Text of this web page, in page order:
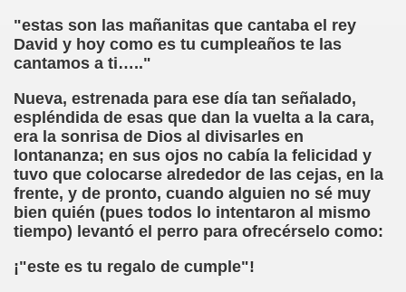
"estas son las mañanitas que cantaba el rey
David y hoy como es tu cumpleaños te las
cantamos a ti….."
Nueva, estrenada para ese día tan señalado,
espléndida de esas que dan la vuelta a la cara,
era la sonrisa de Dios al divisarles en
lontananza; en sus ojos no cabía la felicidad y
tuvo que colocarse alrededor de las cejas, en la
frente, y de pronto, cuando alguien no sé muy
bien quién (pues todos lo intentaron al mismo
tiempo) levantó el perro para ofrecérselo como:
¡"este es tu regalo de cumple"!
2005 (Fermín Tamayo)
2011 (Fermín Tamayo)
la Participación de las Personas Deficientes Visuales
Oliva)
la Luz (Brígida Rivas Ordóñez)
Mas Sancho)